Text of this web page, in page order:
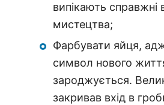
випікають справжні
мистецтва;
Фарбувати яйця,
символ нового
зароджується.
закривав вхід в